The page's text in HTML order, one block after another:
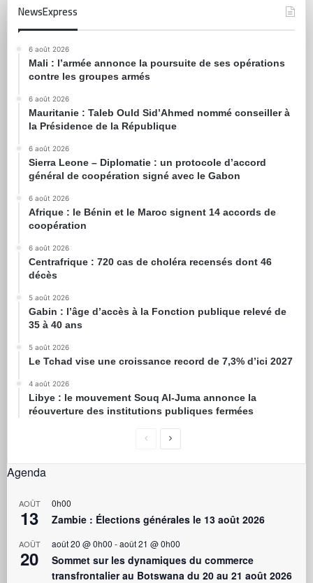
NewsExpress
6 août 2026
Mali : l’armée annonce la poursuite de ses opérations
contre les groupes armés
6 août 2026
Mauritanie : Taleb Ould Sid’Ahmed nommé conseiller à
la Présidence de la République
6 août 2026
Sierra Leone – Diplomatie : un protocole d’accord
général de coopération signé avec le Gabon
6 août 2026
Afrique : le Bénin et le Maroc signent 14 accords de
coopération
6 août 2026
Centrafrique : 720 cas de choléra recensés dont 46
décès
5 août 2026
Gabin : l’âge d’accès à la Fonction publique relevé de
35 à 40 ans
5 août 2026
Le Tchad vise une croissance record de 7,3% d’ici 2027
4 août 2026
Libye : le mouvement Souq Al-Juma annonce la
réouverture des institutions publiques fermées
Agenda
AOÛT
13
0h00
Zambie : Élections générales le 13 août 2026
AOÛT
20
août 20 @ 0h00 -août 21 @ 0h00
Sommet sur les dynamiques du commerce
transfrontalier au Botswana du 20 au 21 août 2026